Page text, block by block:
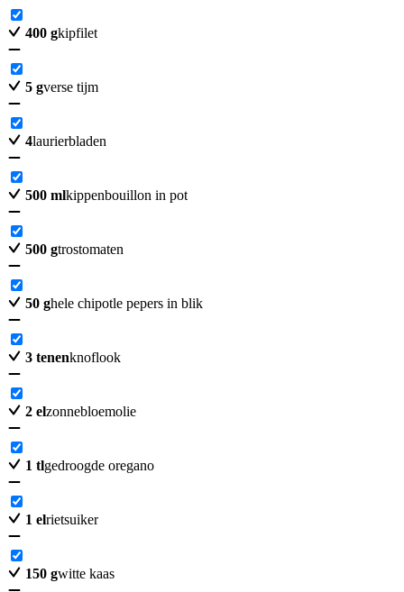
400 gkipfilet
5 gverse tijm
4laurierbladen
500 mlkippenbouillon in pot
500 gtrostomaten
50 ghele chipotle pepers in blik
3 tenenknoflook
2 elzonnebloemolie
1 tlgedroogde oregano
1 elrietsuiker
150 gwitte kaas